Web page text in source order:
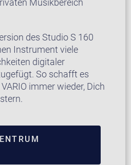
des Studio S 160
Instrument viele
digitaler
So schafft es
immer wieder, Dich